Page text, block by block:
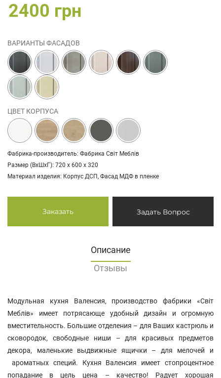
2400 грн
ВАРИАНТЫ ФАСАДОВ
ЦВЕТ КОРПУСА
Фабрика-производитель: Фабрика Світ Меблів
Размер (ВхШхГ): 720 х 600 х 320
Материал изделия: Корпус ДСП, Фасад МДФ в пленке
Заказать Задать Вопрос
Описание
Отзывы
Модульная кухня Валенсия, производство фабрики «Світ
Меблів» имеет потрясающе удобный дизайн и огромную
вместительность. Большие отделения – для Ваших кастрюль и
сковородок, свободные ниши – для красивых предметов
декора, маленькие выдвижные ящички – для мелочей и
ароматных специй. Кухня Валенсия имеет стопроцентное
попадание в цель цена – качество! Радует хорошая